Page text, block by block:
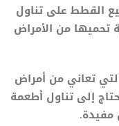
القطط على تناول
تحميها من الأمراض
تعاني من أمراض
إلى تناول أطعمة
مفيدة.